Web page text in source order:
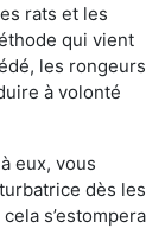
rats et les
qui vient
les rongeurs
à volonté
eux, vous
dès les
s’estompera